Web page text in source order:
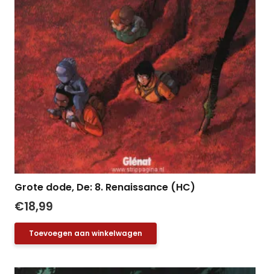
Grote dode, De: 8. Renaissance (HC)
€18,99
Toevoegen aan winkelwagen